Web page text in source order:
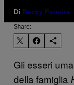
Di Becky Ferreira
Share:
Gli esseri
della famiglia